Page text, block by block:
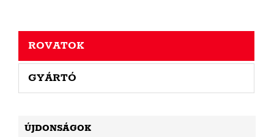
ROVATOK
GYÁRTÓ
ÚJDONSÁGOK